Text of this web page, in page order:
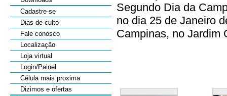
Cadastre-se
Dias de culto
Fale conosco
Localização
Loja virtual
Login/Painel
Célula mais proxima
Dizimos e ofertas
Segundo Dia da
no dia 25 de Janeiro
Campinas, no Jardim